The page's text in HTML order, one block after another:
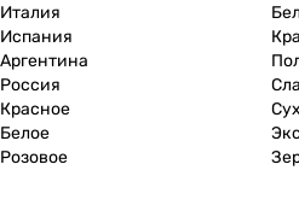
Италия
Испания
Аргентина
Россия
Красное
Белое
Розовое